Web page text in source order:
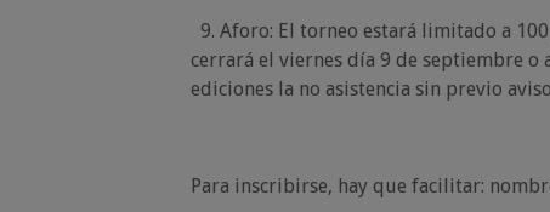
9. Aforo: El torneo estará limitado a
cerrará el viernes día 9 de septiembre
ediciones la no asistencia sin previo
Para inscribirse, hay que facilitar: